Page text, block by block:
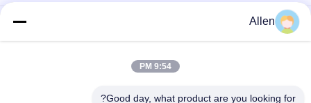
كاس 96690-41-4 مسحوق أبيض بروتين الحرير المتحللAllen
9:54 PM
Good day, what product are you looking for?